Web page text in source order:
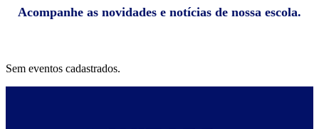
Acompanhe as novidades e notícias de nossa escola.
Sem eventos cadastrados.